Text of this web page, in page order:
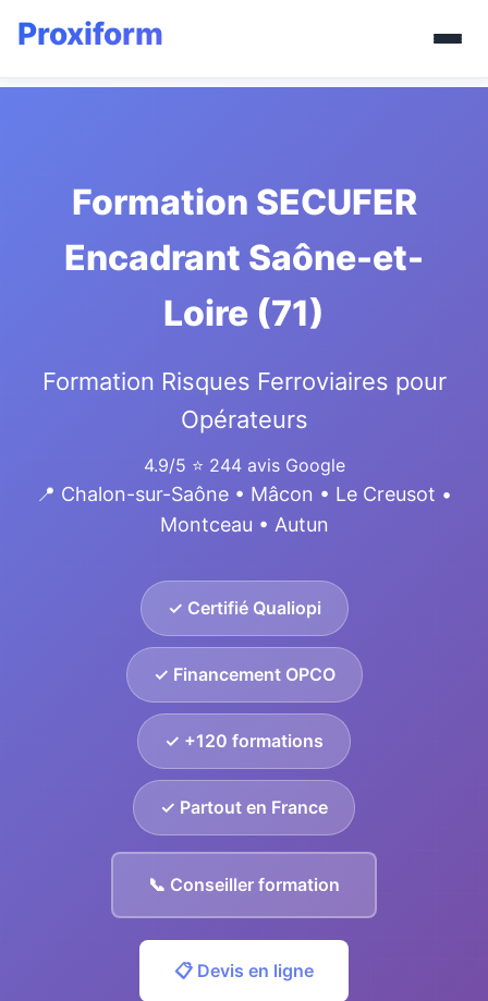
Formation SECUFER
Encadrant Saône-et-
Loire (71)
Formation Risques Ferroviaires pour
Opérateurs
4.9/5 ⭐ 244 avis Google
📍 Chalon-sur-Saône • Mâcon • Le Creusot •
Montceau • Autun
✓ Certifié Qualiopi
✓ Financement OPCO
✓ +120 formations
✓ Partout en France
📞 Conseiller formation
📋 Devis en ligne